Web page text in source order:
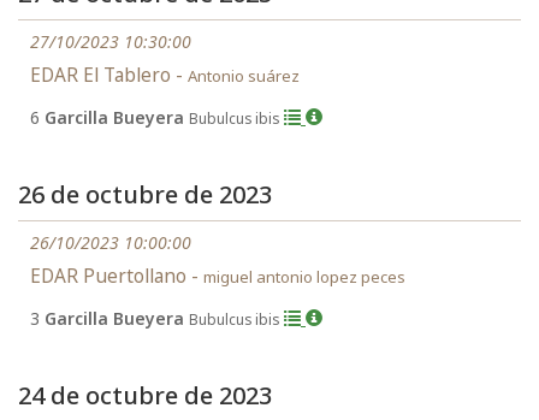
27/10/2023 10:30:00
EDAR El Tablero - Antonio suárez
6 Garcilla Bueyera Bubulcus ibis
26 de octubre de 2023
26/10/2023 10:00:00
EDAR Puertollano - miguel antonio lopez peces
3 Garcilla Bueyera Bubulcus ibis
24 de octubre de 2023